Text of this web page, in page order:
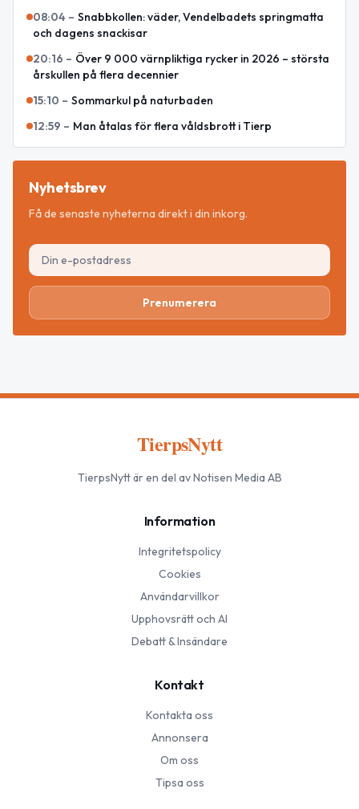
08:04 – Snabbkollen: väder, Vendelbadets springmatta
och dagens snackisar
20:16 – Över 9 000 värnpliktiga rycker in 2026 – största
årskullen på flera decennier
15:10 – Sommarkul på naturbaden
12:59 – Man åtalas för flera våldsbrott i Tierp
Nyhetsbrev
Få de senaste nyheterna direkt i din inkorg.
Prenumerera
TierpsNytt
TierpsNyttär en del av Notisen Media AB
Information
Integritetspolicy
Cookies
Användarvillkor
Upphovsrätt och AI
Debatt & Insändare
Kontakt
Kontakta oss
Annonsera
Om oss
Tipsa oss